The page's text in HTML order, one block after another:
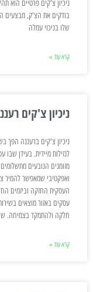
ניכיון צ'קים פרטיים הוא
בודקים את הצ'ק, מבצעים
שלו בניכוי עמלה
קרא עוד »
ניכיון צ'קים
ניכיון צ'קים ברעננה הפך
לנזילות מיידית. בעידן שבו
מזומנים הנובעים
ואפקטיבי שמאפשר להמיר
העסקית החזקה וביזמים
עסקים באזור מוצאים
חלקה ולהתמקד בצמיחה.
קרא עוד »